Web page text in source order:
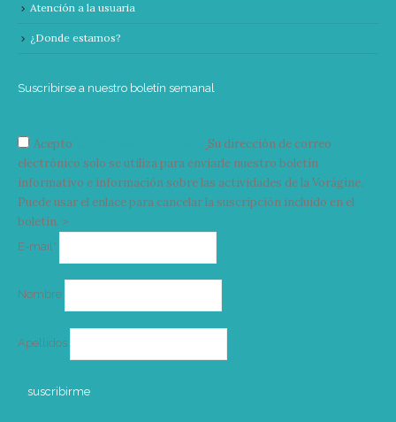
Atención a la usuaria
¿Donde estamos?
Suscribirse a nuestro boletín semanal
Acepto
Su dirección de correo
electrónico solo se utiliza para enviarle nuestro boletín
informativo e información sobre las actividades de la Vorágine.
Puede usar el enlace para cancelar la suscripción incluido en el
boletín. >
E-mail*
Nombre
Apellidos